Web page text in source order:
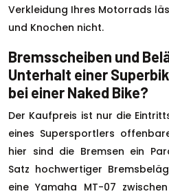
Verkleidung Ihres Motorrads
und Knochen nicht.
Bremsscheiben und
Unterhalt einer
bei einer Naked Bike?
Der Kaufpreis ist nur die
eines Supersportlers
hier sind die Bremsen ein
Satz hochwertiger
eine Yamaha MT-07